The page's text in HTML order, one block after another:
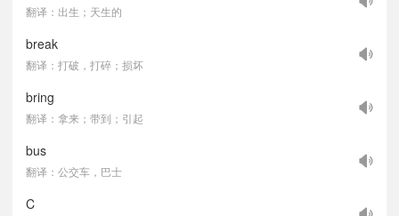
翻译：出生；天生的
break
翻译：打破，打碎；损坏
bring
翻译：拿来；带到；引起
bus
翻译：公交车，巴士
C